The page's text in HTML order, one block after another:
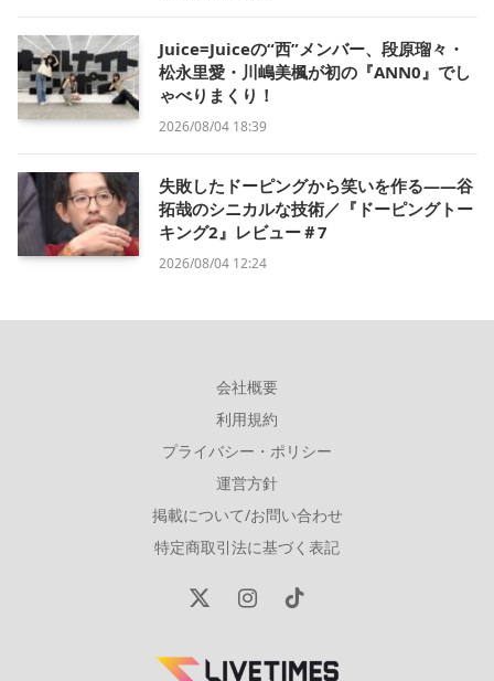
Juice=Juiceの“西”メンバー、段原瑠々・
松永里愛・川嶋美楓が初の『ANN0』でし
ゃべりまくり！
2026/08/04 18:39
失敗したドーピングから笑いを作る——谷
拓哉のシニカルな技術／『ドーピングトー
キング2』レビュー＃7
2026/08/04 12:24
会社概要
利用規約
プライバシー・ポリシー
運営方針
掲載について/お問い合わせ
特定商取引法に基づく表記
X
InstagramTikTok